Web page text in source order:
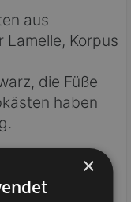
aus
Korpus
die Füße
haben
3 Schubkästen
×